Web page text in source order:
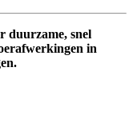
duurzame, snel
in